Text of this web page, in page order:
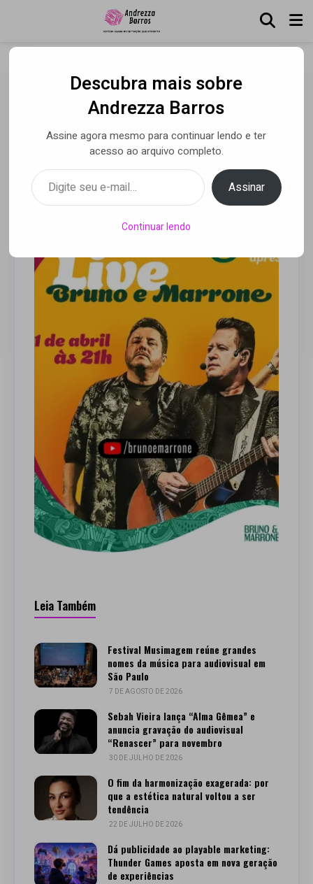
Bem Brasil Alimentos
patrocina live da dupla
sertaneja Bruno e Marrone
Por Andrezza Barros• 31 mar 2021
Leia Também
Festival Musimagem reúne grandes
nomes da música para audiovisual em
São Paulo
7 DE AGOSTO DE 2026
Sebah Vieira lança “Alma Gêmea” e
anuncia gravação do audiovisual
“Renascer” para novembro
30 DE JULHO DE 2026
O fim da harmonização exagerada: por
que a estética natural voltou a ser
tendência
22 DE JULHO DE 2026
Dá publicidade ao playable marketing:
Thunder Games aposta em nova geração
de experiências
Descubra mais sobre
Andrezza Barros
Assine agora mesmo para continuar lendo e ter
acesso ao arquivo completo.
Digite seu e-mail…
Assinar
Continuar lendo